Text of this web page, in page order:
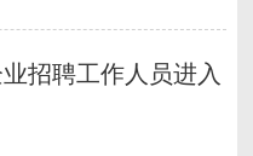
招聘工作人员进入